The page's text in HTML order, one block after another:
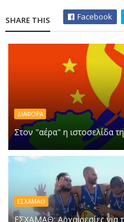
SHARE THIS Facebook
ΔΙΑΦΟΡΑ
Στον "αέρα" η ιστοσελίδα
ΕΣΧΑΜΑΘ
ΕΣΧΑΜΑΘ: Αρχαιρεσίες για